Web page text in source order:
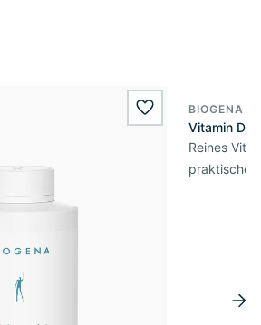
wishlist.add
BIOGENA
Vitamin D3
Reines
praktischer